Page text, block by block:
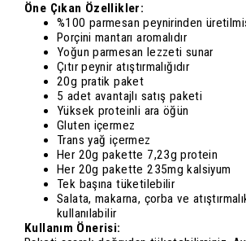
Öne Çıkan Özellikler:
%100 parmesan peynirinden
Porçini mantarı aromalıdır
Yoğun parmesan lezzeti sunar
Çıtır peynir atıştırmalığıdır
20g pratik paket
5 adet avantajlı satış paketi
Yüksek proteinli ara öğün
Gluten içermez
Trans yağ içermez
Her 20g pakette 7,23g protein
Her 20g pakette 235mg kalsiyum
Tek başına tüketilebilir
Salata, makarna, çorba ve
kullanılabilir
Kullanım Önerisi: